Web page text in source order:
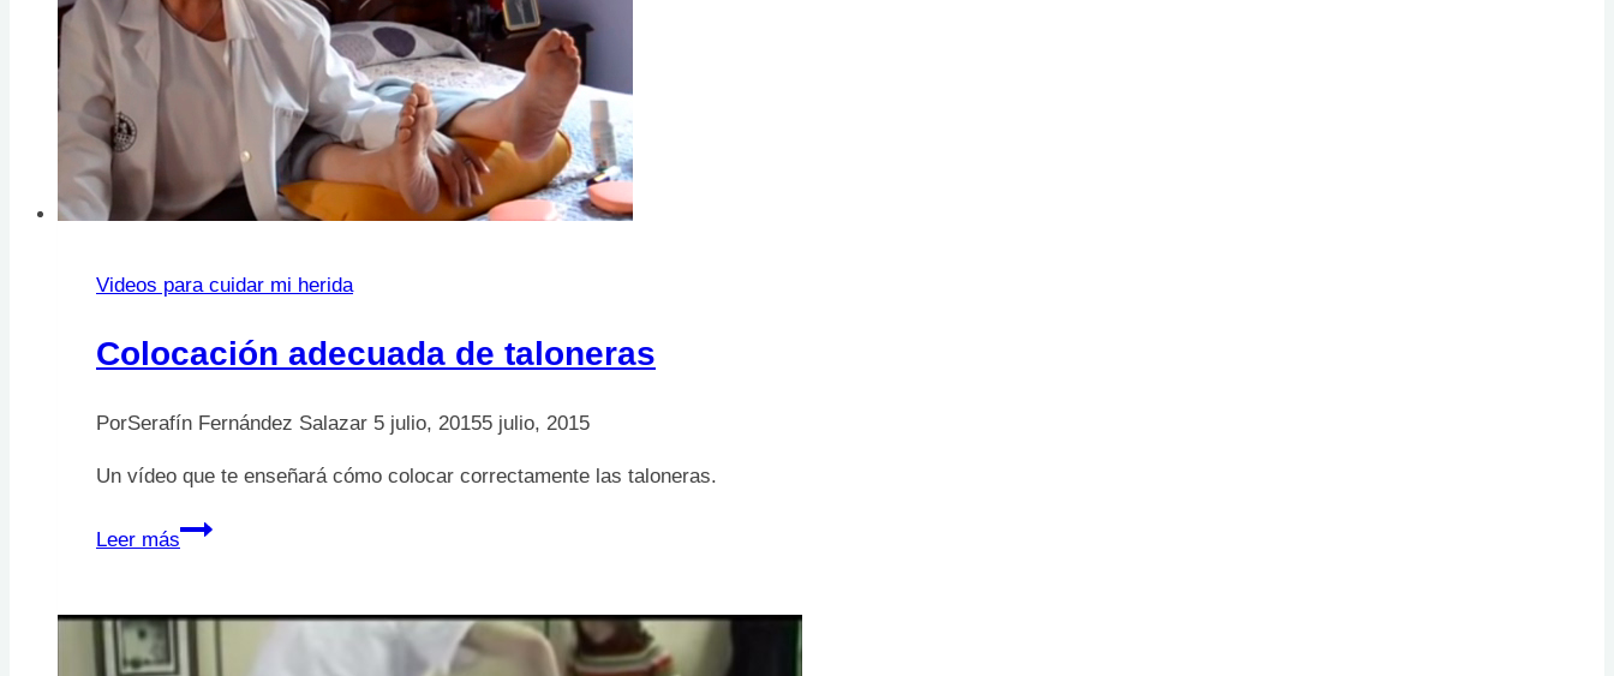
Videos para cuidar mi herida
Colocación adecuada de taloneras
PorSerafín Fernández Salazar 5 julio, 20155 julio, 2015
Un vídeo que te enseñará cómo colocar correctamente las taloneras.
Leer más
Colocación
taloneras